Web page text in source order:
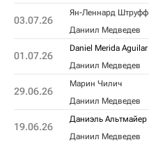
03.07.26
Ян-Леннард Штруфф
Даниил Медведев
01.07.26
Daniel Merida Aguilar
Даниил Медведев
29.06.26
Марин Чилич
Даниил Медведев
19.06.26
Даниэль Альтмайер
Даниил Медведев